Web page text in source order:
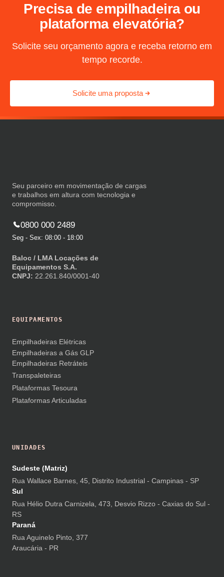
Precisa de empilhadeira ou
plataforma elevatória?
Solicite seu orçamento agora e receba retorno em
tempo recorde.
Solicite uma proposta
Seu parceiro em movimentação de cargas
e trabalhos em altura com tecnologia e
compromisso.
0800 000 2489
Seg - Sex: 08:00 - 18:00
Baloc / LMA Locações de
Equipamentos S.A.
CNPJ: 22.261.840/0001-40
EQUIPAMENTOS
Empilhadeiras Elétricas
Empilhadeiras a Gás GLP
Empilhadeiras Retráteis
Transpaleteiras
Plataformas Tesoura
Plataformas Articuladas
UNIDADES
Sudeste (Matriz)
Rua Wallace Barnes, 45, Distrito Industrial - Campinas - SP
Sul
Rua Hélio Dutra Carnizela, 473, Desvio Rizzo - Caxias do Sul -
RS
Paraná
Rua Aguinelo Pinto, 377
Araucária - PR